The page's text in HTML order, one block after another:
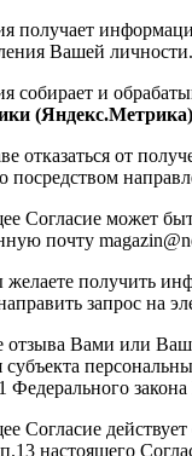
получает
Вашей личности.
собирает и
(Яндекс.Метрика)
отказаться от
посредством
Согласие может
почту
получить
запрос на
отзыва Вами или
субъекта
Федерального
Согласие
настоящего